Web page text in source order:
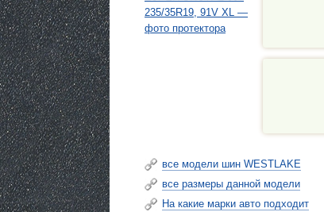
все модели шин WESTLAKE
все размеры данной модели
На какие марки авто подходит